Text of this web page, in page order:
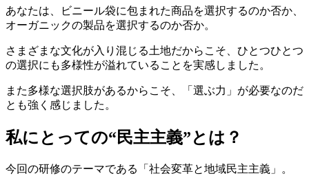
あなたは、ビニール袋に包まれた商品を選択するのか否か、
オーガニックの製品を選択するのか否か。
さまざまな文化が入り混じる土地だからこそ、ひとつひとつ
の選択にも多様性が溢れていることを実感しました。
また多様な選択肢があるからこそ、「選ぶ力」が必要なのだ
とも強く感じました。
私にとっての“民主主義”とは？
今回の研修のテーマである「社会変革と地域民主主義」。